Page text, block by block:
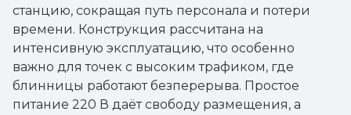
станцию, сокращая путь персонала и потери
времени. Конструкция рассчитана на
интенсивную эксплуатацию, что особенно
важно для точек с высоким трафиком, где
блинницы работают безперерыва. Простое
питание 220 В даёт свободу размещения, а